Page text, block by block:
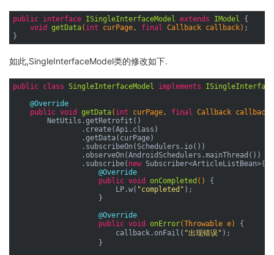
public interface ISingleInterfaceModel extends IModel
{
void
getData( int curPage, final Callback callback) ;
如此,SingleInterfaceModel类的修改如下.
public class SingleInterfaceModel implements
@Override
public void getData( int curPage, final Callback callback)
        NetUtils.getRetrofit()
                .create(Api.class)
                .getData(curPage)
                .subscribeOn(Schedulers.io())
                .observeOn(AndroidSchedulers.mainThread())
                .subscribe(
new Subscriber<ArticleListBean>()
@Override
public void onCompleted ()
{
                        LP.w(
"completed" );
                    }
@Override
public void onError(Throwable e)
{
                        callback.onFail(
"出现错误" );
                    }